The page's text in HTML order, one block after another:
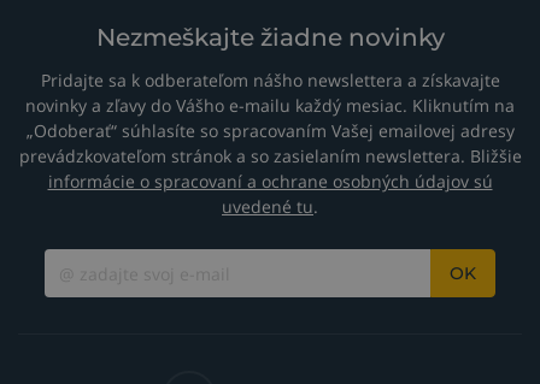
Nezmeškajte žiadne novinky
Pridajte sa k odberateľom nášho newslettera a získavajte
novinky a zľavy do Vášho e-mailu každý mesiac. Kliknutím na
„Odoberať“ súhlasíte so spracovaním Vašej emailovej adresy
prevádzkovateľom stránok a so zasielaním newslettera. Bližšie
informácie o spracovaní a ochrane osobných údajov sú
uvedené tu.
OK